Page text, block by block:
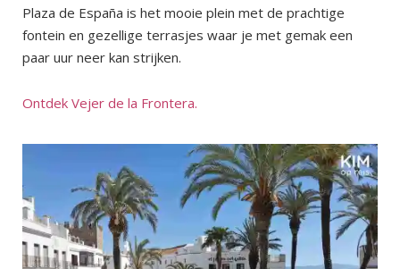
Plaza de España is het mooie plein met de prachtige
fontein en gezellige terrasjes waar je met gemak een
paar uur neer kan strijken.
Ontdek Vejer de la Frontera.